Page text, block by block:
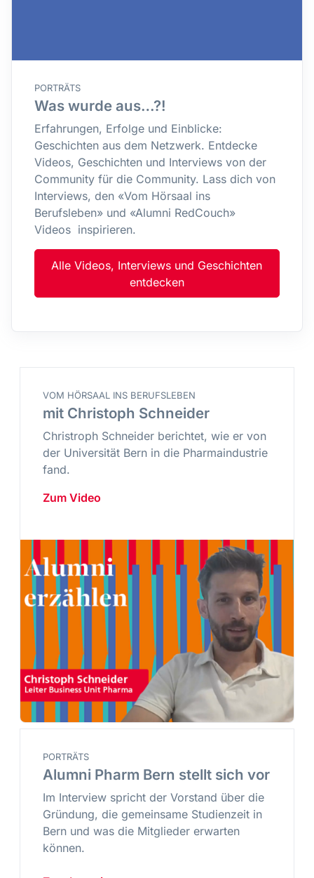
PORTRÄTS
Was wurde aus…?!
Erfahrungen, Erfolge und Einblicke:
Geschichten aus dem Netzwerk. Entdecke
Videos, Geschichten und Interviews von der
Community für die Community. Lass dich von
Interviews, den «Vom Hörsaal ins
Berufsleben» und «Alumni RedCouch»
Videos inspirieren.
Alle Videos, Interviews und Geschichten
entdecken
VOM HÖRSAAL INS BERUFSLEBEN
mit Christoph Schneider
Christroph Schneider berichtet, wie er von
der Universität Bern in die Pharmaindustrie
fand.
Zum Video
PORTRÄTS
Alumni Pharm Bern stellt sich vor
Im Interview spricht der Vorstand über die
Gründung, die gemeinsame Studienzeit in
Bern und was die Mitglieder erwarten
können.